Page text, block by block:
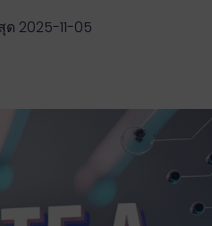
ด 2025-11-05